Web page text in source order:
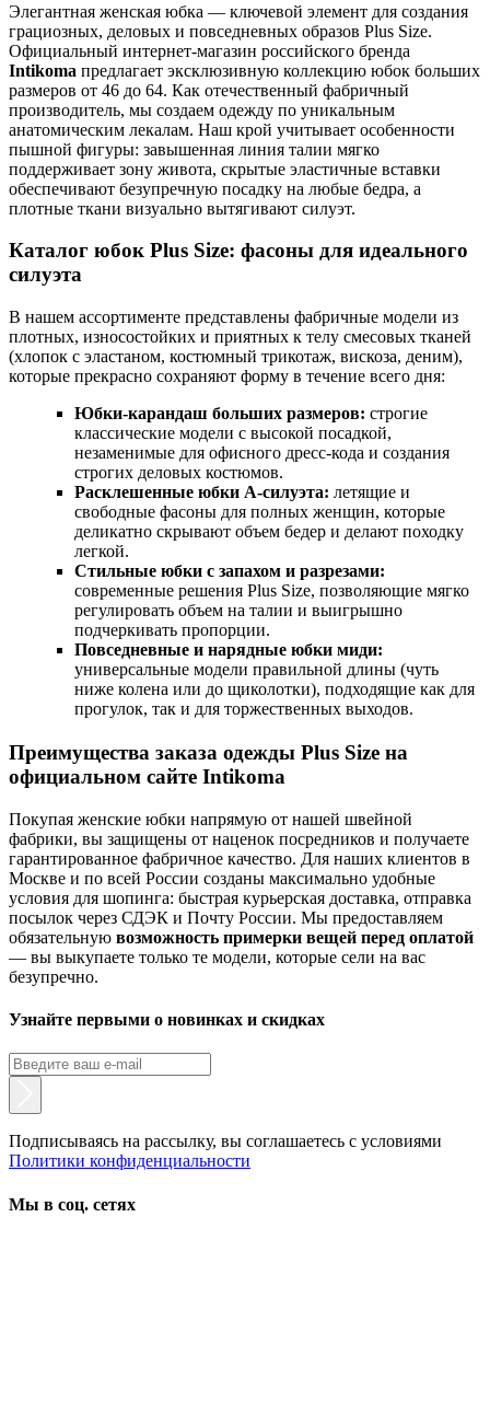
Элегантная женская юбка — ключевой элемент для создания
грациозных, деловых и повседневных образов Plus Size.
Официальный интернет-магазин российского бренда
Intikoma предлагает эксклюзивную коллекцию юбок больших
размеров от 46 до 64. Как отечественный фабричный
производитель, мы создаем одежду по уникальным
анатомическим лекалам. Наш крой учитывает особенности
пышной фигуры: завышенная линия талии мягко
поддерживает зону живота, скрытые эластичные вставки
обеспечивают безупречную посадку на любые бедра, а
плотные ткани визуально вытягивают силуэт.
Каталог юбок Plus Size: фасоны для идеального
силуэта
В нашем ассортименте представлены фабричные модели из
плотных, износостойких и приятных к телу смесовых тканей
(хлопок с эластаном, костюмный трикотаж, вискоза, деним),
которые прекрасно сохраняют форму в течение всего дня:
Юбки-карандаш больших размеров: строгие
классические модели с высокой посадкой,
незаменимые для офисного дресс-кода и создания
строгих деловых костюмов.
Расклешенные юбки А-силуэта: летящие и
свободные фасоны для полных женщин, которые
деликатно скрывают объем бедер и делают походку
легкой.
Стильные юбки с запахом и разрезами:
современные решения Plus Size, позволяющие мягко
регулировать объем на талии и выигрышно
подчеркивать пропорции.
Повседневные и нарядные юбки миди:
универсальные модели правильной длины (чуть
ниже колена или до щиколотки), подходящие как для
прогулок, так и для торжественных выходов.
Преимущества заказа одежды Plus Size на
официальном сайте Intikoma
Покупая женские юбки напрямую от нашей швейной
фабрики, вы защищены от наценок посредников и получаете
гарантированное фабричное качество. Для наших клиентов в
Москве и по всей России созданы максимально удобные
условия для шопинга: быстрая курьерская доставка, отправка
посылок через СДЭК и Почту России. Мы предоставляем
обязательную возможность примерки вещей перед оплатой
— вы выкупаете только те модели, которые сели на вас
безупречно.
Узнайте первыми о новинках и скидках
Подписываясь на рассылку, вы соглашаетесь с условиями
Политики конфиденциальности
Мы в соц. сетях